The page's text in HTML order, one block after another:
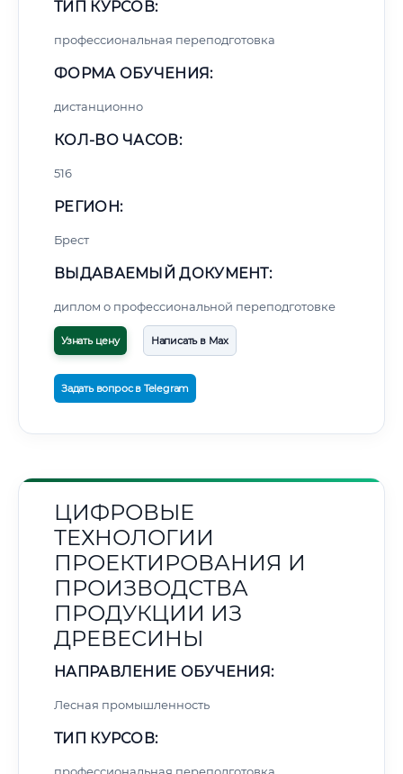
ТИП КУРСОВ:
профессиональная переподготовка
ФОРМА ОБУЧЕНИЯ:
дистанционно
КОЛ-ВО ЧАСОВ:
516
РЕГИОН:
Брест
ВЫДАВАЕМЫЙ ДОКУМЕНТ:
диплом о профессиональной переподготовке
Узнать цену Написать в Max
Задать вопрос в Telegram
ЦИФРОВЫЕ
ТЕХНОЛОГИИ
ПРОЕКТИРОВАНИЯ И
ПРОИЗВОДСТВА
ПРОДУКЦИИ ИЗ
ДРЕВЕСИНЫ
НАПРАВЛЕНИЕ ОБУЧЕНИЯ:
Лесная промышленность
ТИП КУРСОВ: